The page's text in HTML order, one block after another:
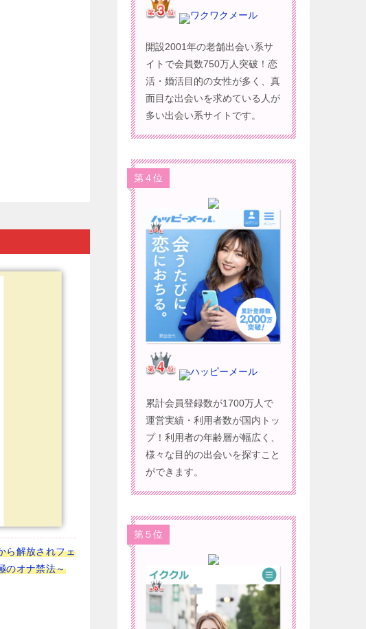
ら解放されフェ
のオナ禁法～
ワクワクメール
開設2001年の老舗出会い系サ
イトで会員数750万人突破！恋
活・婚活目的の女性が多く、真
面目な出会いを求めている人が
多い出会い系サイトです。
第４位
ハッピーメール
累計会員登録数が1700万人で
運営実績・利用者数が国内トッ
プ！利用者の年齢層が幅広く、
様々な目的の出会いを探すこと
ができます。
第５位